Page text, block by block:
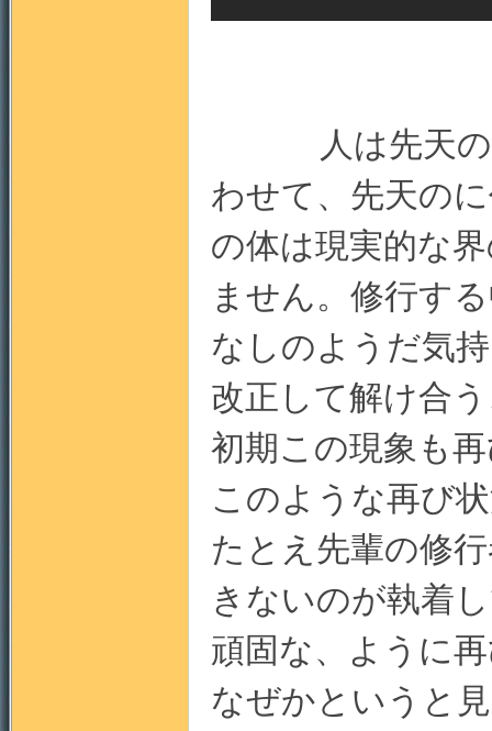
人は先天の自
わせて、先天の
の体は現実的な
ません。修行す
なしのようだ気
改正して解け合
初期この現象も
このような再び
たとえ先輩の修
きないのが執着
頑固な、ように
なぜかというと